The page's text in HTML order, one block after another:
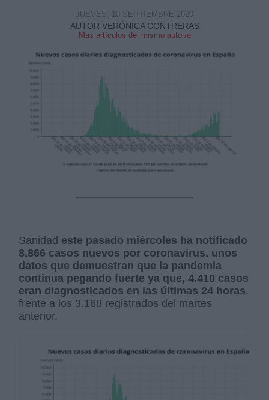
AUTOR VERÓNICA CONTRERAS
Mas artículos del mismo autor/a
JUEVES, 10 SEPTIEMBRE 2020
Sanidad este pasado miércoles ha notificado
8.866 casos nuevos por coronavirus, unos
datos que demuestran que la pandemia
continua pegando fuerte ya que, 4.410 casos
eran diagnosticados en las últimas 24 horas,
frente a los 3.168 registrados del martes
anterior.